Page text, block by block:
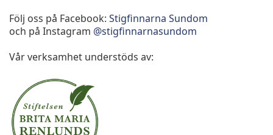
Följ oss på Facebook: Stigfinnarna Sundom
och på Instagram @stigfinnarnasundom
Vår verksamhet understöds av: